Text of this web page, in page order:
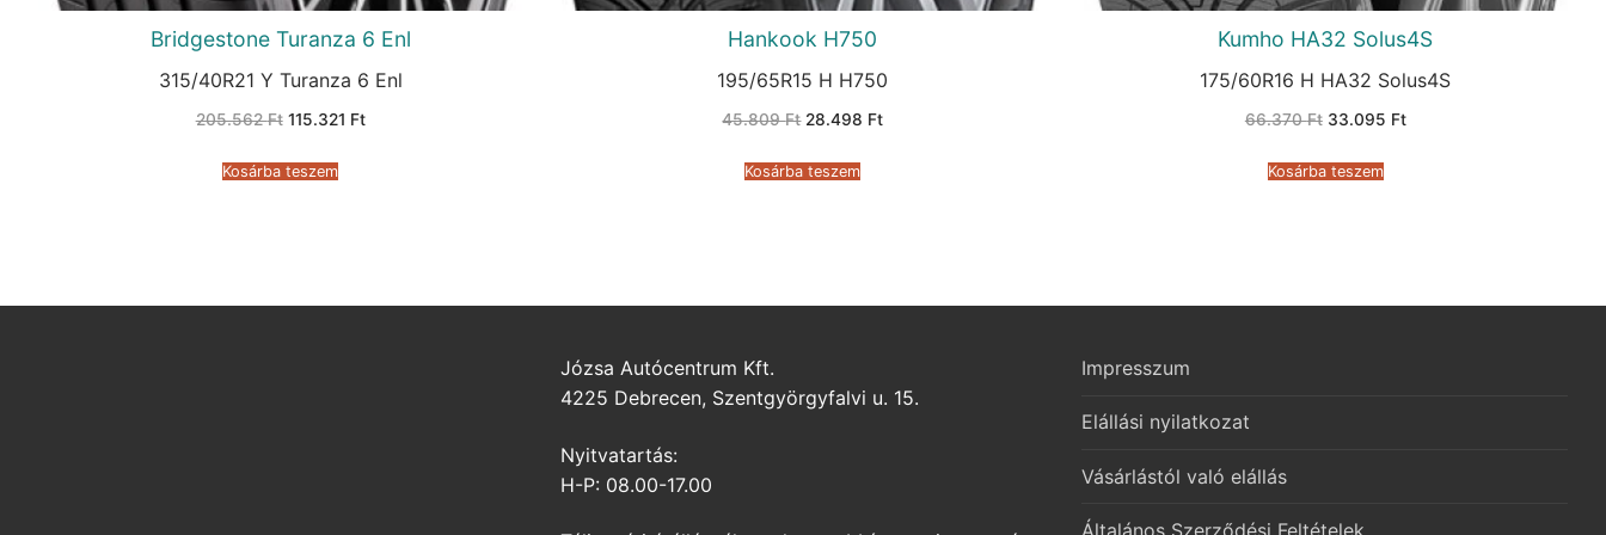
Bridgestone Turanza 6 Enl
315/40R21 Y Turanza 6 Enl
205.562Ft Original
205.562 Ft.
115.321 FtCurrent
Kosárba teszem
Hankook H750
195/65R15 H H750
45.809Ft Original
45.809 Ft.
28.498 FtCurrent
Kosárba teszem
Kumho HA32 Solus4S
175/60R16 H HA32 Solus4S
66.370Ft Original
66.370 Ft.
33.095 FtCurrent
Kosárba teszem
Józsa Autócentrum Kft.
4225 Debrecen, Szentgyörgyfalvi u. 15.
Nyitvatartás:
H-P: 08.00-17.00
Impresszum
Elállási nyilatkozat
Vásárlástól való elállás
Általános Szerződési Feltételek